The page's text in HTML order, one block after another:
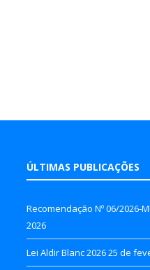
ÚLTIMAS PUBLICAÇÕES
Recomendação Nº 06/2026-
2026
Lei Aldir Blanc 202625 de